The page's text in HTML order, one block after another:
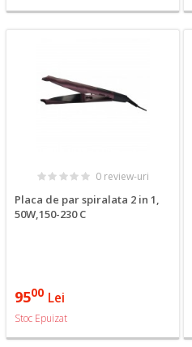
0 review-uri
Placa de par spiralata 2 in 1,
50W,150-230 C
9500 Lei
Stoc Epuizat